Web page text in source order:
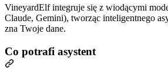
VineyardElf integruje się z wiodącymi
Claude, Gemini), tworząc inteligentnego
zna Twoje dane.
Co potrafi asystent